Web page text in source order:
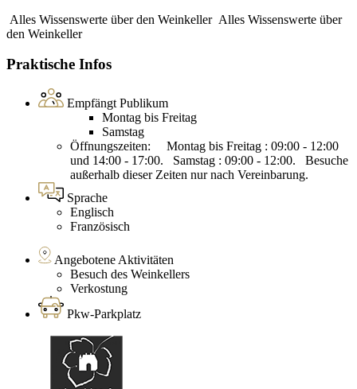
Alles Wissenswerte über den Weinkeller Alles Wissenswerte über
den Weinkeller
Praktische Infos
Empfängt Publikum
Montag bis Freitag
Samstag
Öffnungszeiten: Montag bis Freitag : 09:00 - 12:00
und 14:00 - 17:00. Samstag : 09:00 - 12:00. Besuche
außerhalb dieser Zeiten nur nach Vereinbarung.
Sprache
Englisch
Französisch
Angebotene Aktivitäten
Besuch des Weinkellers
Verkostung
Pkw-Parkplatz